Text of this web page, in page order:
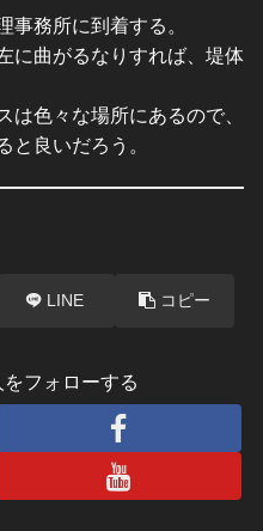
事務所に到着する。
に曲がるなりすれば、堤体
は色々な場所にあるので、
と良いだろう。
LINE コピー
フォローする